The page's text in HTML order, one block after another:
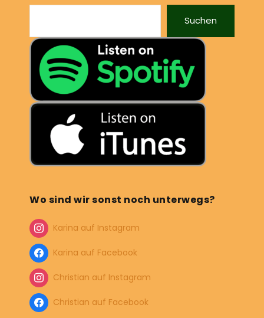
Suchen
Wo sind wir sonst noch unterwegs?
Karina auf Instagram
Karina auf Facebook
Christian auf Instagram
Christian auf Facebook